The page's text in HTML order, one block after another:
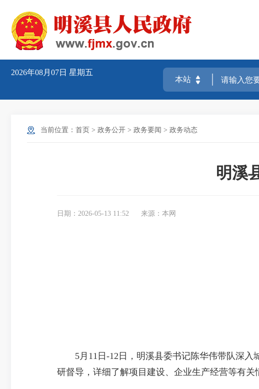
2026年08月07日 星期五
当前位置： 首页 > 政务公开 > 政务要闻 > 政务动态
明溪
日期：2026-05-13 11:52 来源：本网
5月11日-12日，明溪县委书记陈华伟带队深入
研督导，详细了解项目建设、企业生产经营等有关